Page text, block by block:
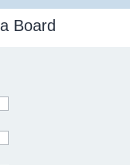
Board